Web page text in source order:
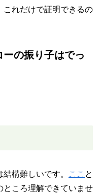
これだけで証明できるの
の振り子はでっ
構難しいです。 ここ と
ところ理解できていませ